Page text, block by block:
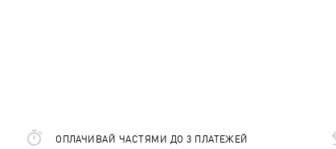
ОПЛАЧИВАЙ ЧАСТЯМИ ДО 3 ПЛАТЕЖЕЙ